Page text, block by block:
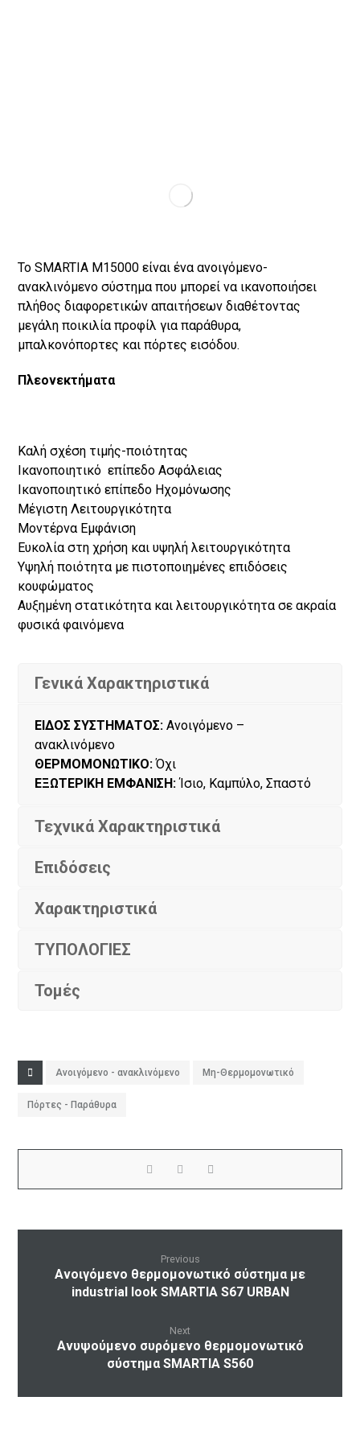
Το SMARTIA Μ15000 είναι ένα ανοιγόµενο-
ανακλινόµενο σύστηµα που µπορεί να ικανοποιήσει
πλήθος διαφορετικών απαιτήσεων διαθέτοντας
µεγάλη ποικιλία προφίλ για παράθυρα,
µπαλκονόπορτες και πόρτες εισόδου.
Πλεονεκτήματα
Καλή σχέση τιμής-ποιότητας
Ικανοποιητικό επίπεδο Ασφάλειας
Ικανοποιητικό επίπεδο Ηχομόνωσης
Μέγιστη Λειτουργικότητα
Μοντέρνα Εμφάνιση
Ευκολία στη χρήση και υψηλή λειτουργικότητα
Υψηλή ποιότητα με πιστοποιημένες επιδόσεις
κουφώματος
Αυξημένη στατικότητα και λειτουργικότητα σε ακραία
φυσικά φαινόμενα
Γενικά Χαρακτηριστικά
ΕΙΔΟΣ ΣΥΣΤΗΜΑΤΟΣ: Ανοιγόμενο –
ανακλινόμενο
ΘΕΡΜΟΜΟΝΩΤΙΚΟ:Όχι
ΕΞΩΤΕΡΙΚΗ ΕΜΦΑΝΙΣΗ:Ίσιο, Καμπύλο, Σπαστό
Τεχνικά Χαρακτηριστικά
Επιδόσεις
Χαρακτηριστικά
ΤΥΠΟΛΟΓΙΕΣ
Τομές
Ανοιγόμενο - ανακλινόμενο Μη-Θερμομονωτικό
Πόρτες - Παράθυρα
Previous
Ανοιγόμενο θερμομονωτικό σύστημα με
industrial look SMARTIA S67 URBAN
Next
Ανυψούμενο συρόμενο θερμομονωτικό
σύστημα SMARTIA S560